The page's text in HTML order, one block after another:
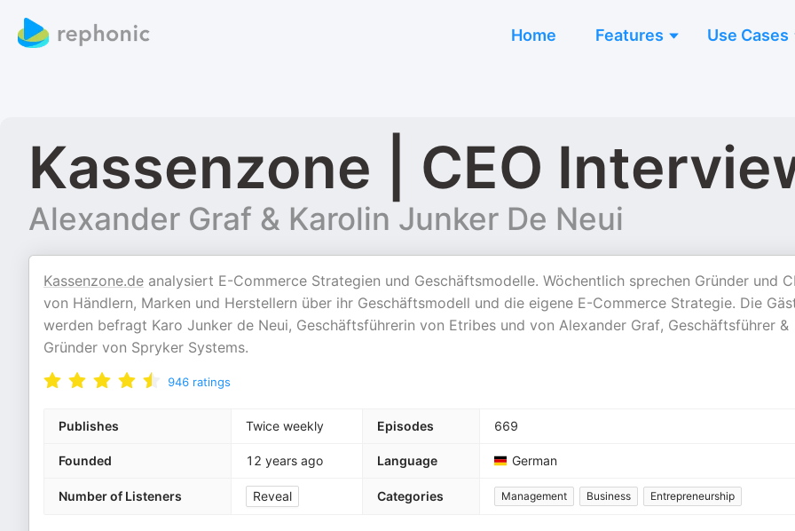
Home Features Use Cases
Kassenzone | CEO
Alexander Graf & Karolin Junker De Neui
Kassenzone.de analysiert E-Commerce Strategien und Geschäftsmodelle. Wöchentlich sprechen Gründer und
von Händlern, Marken und Herstellern über ihr Geschäftsmodell und die eigene E-Commerce Strategie. Die
werden befragt Karo Junker de Neui, Geschäftsführerin von Etribes und von Alexander Graf, Geschäftsführer &
Gründer von Spryker Systems.
946 ratings
Publishes Twice weekly Episodes 669
Founded 12 years ago Language German
Number of Listeners Reveal Categories Management Business Entrepreneurship